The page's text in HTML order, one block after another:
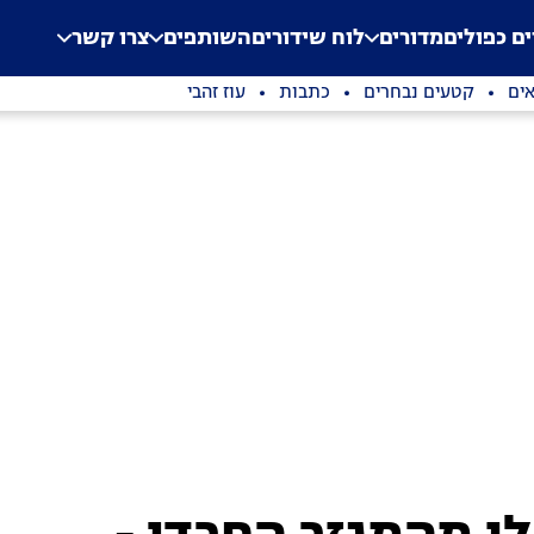
Application error: a
. כפוליםמדורים לוח שידוריםהשותפים צרו קשר
קטעים נבחרים כתבות עוז זהבי